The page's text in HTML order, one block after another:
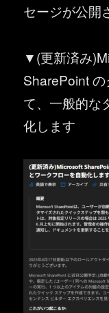
セージが公開
▼(更新済み
SharePoint
て、一般的な
化します